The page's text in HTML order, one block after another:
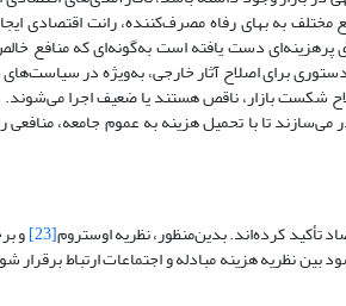
به بهای رفاه مصرف‌کننده، رانت اقتصادی
دست یافته است به‌گونه‌ای که منافع
برای اصلاح آثار خارجی، به‌ویژه در
بازار، ناقص هستند یا ضعیف اجرا
تأکید کرده‌اند. بدین‌منظور، نظریه اوستروم[23] و
نظریه هزینه مبادله و اجتماعات ارتباط برقرار